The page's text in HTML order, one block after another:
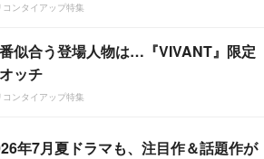
コンタイアップ特集
似合う登場人物は…『VIVANT』限定
ッチ
コンタイアップ特集
年7月夏ドラマも、注目作＆話題作が